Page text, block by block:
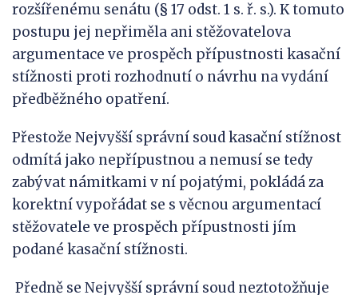
rozšířenému senátu (§ 17 odst. 1 s. ř. s.). K tomuto
postupu jej nepřiměla ani stěžovatelova
argumentace ve prospěch přípustnosti kasační
stížnosti proti rozhodnutí o návrhu na vydání
předběžného opatření.
Přestože Nejvyšší správní soud kasační stížnost
odmítá jako nepřípustnou a nemusí se tedy
zabývat námitkami v ní pojatými, pokládá za
korektní vypořádat se s věcnou argumentací
stěžovatele ve prospěch přípustnosti jím
podané kasační stížnosti.
Předně se Nejvyšší správní soud neztotožňuje